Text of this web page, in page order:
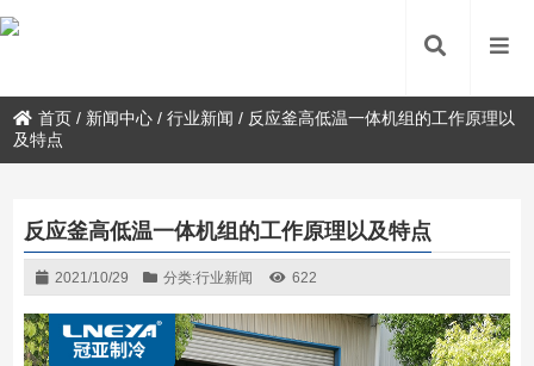
首页 / 新闻中心 /行业新闻 / 反应釜高低温一体机组的工作原理以
及特点
反应釜高低温一体机组的工作原理以及特点
2021/10/29 分类:行业新闻 622